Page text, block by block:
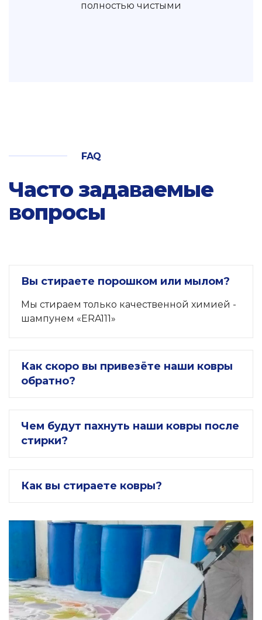
полностью чистыми
FAQ
Часто задаваемые
вопросы
Вы стираете порошком или мылом?
Мы стираем только качественной химией -
шампунем «ERA111»
Как скоро вы привезёте наши ковры
обратно?
Чем будут пахнуть наши ковры после
стирки?
Как вы стираете ковры?